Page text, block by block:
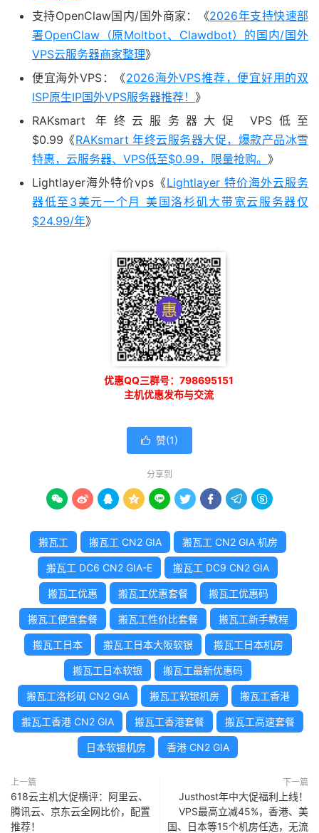
支持OpenClaw国内/国外商家：《2026年支持快速部
署OpenClaw（原Moltbot、Clawdbot）的国内/国外
VPS云服务器商家整理》
便宜海外VPS：《2026海外VPS推荐，便宜好用的双
ISP原生IP国外VPS服务器推荐！ 》
RAKsmart 年终云服务器大促 VPS低至
$0.99《RAKsmart 年终云服务器大促，爆款产品冰雪
特惠，云服务器、VPS低至$0.99，限量抢购。 》
Lightlayer海外特价vps《Lightlayer 特价海外云服务
器低至3美元一个月 美国洛杉矶大带宽云服务器仅
$24.99/年》
优惠QQ三群号：798695151
主机优惠发布与交流
 赞(1)
分享到
        
搬瓦工 搬瓦工 CN2 GIA 搬瓦工 CN2 GIA 机房
搬瓦工 DC6 CN2 GIA-E 搬瓦工 DC9 CN2 GIA
搬瓦工优惠 搬瓦工优惠套餐 搬瓦工优惠码
搬瓦工便宜套餐 搬瓦工性价比套餐 搬瓦工新手教程
搬瓦工日本 搬瓦工日本大阪软银 搬瓦工日本机房
搬瓦工日本软银 搬瓦工最新优惠码
搬瓦工洛杉矶 CN2 GIA 搬瓦工软银机房 搬瓦工香港
搬瓦工香港 CN2 GIA 搬瓦工香港套餐 搬瓦工高速套餐
日本软银机房 香港 CN2 GIA
上一篇
618云主机大促横评：阿里云、
腾讯云、京东云全网比价，配置
推荐！
下一篇
Justhost年中大促福利上线！
VPS最高立减45%，香港、美
国、日本等15个机房任选，无流